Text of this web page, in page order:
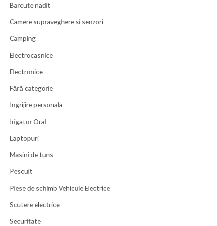
Barcute nadit
Camere supraveghere si senzori
Camping
Electrocasnice
Electronice
Fără categorie
Ingrijire personala
Irigator Oral
Laptopuri
Masini de tuns
Pescuit
Piese de schimb Vehicule Electrice
Scutere electrice
Securitate